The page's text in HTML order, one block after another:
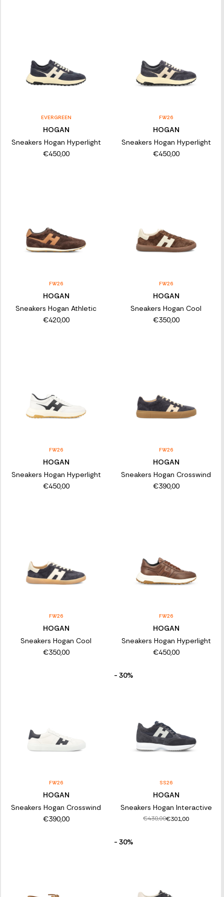
EVERGREEN
HOGAN
Sneakers Hogan Hyperlight
€450,00
FW26
HOGAN
Sneakers Hogan Hyperlight
€450,00
FW26
HOGAN
Sneakers Hogan Athletic
€420,00
FW26
HOGAN
Sneakers Hogan Cool
€350,00
FW26
HOGAN
Sneakers Hogan Hyperlight
€450,00
FW26
HOGAN
Sneakers Hogan Crosswind
€390,00
FW26
HOGAN
Sneakers Hogan Cool
€350,00
FW26
HOGAN
Sneakers Hogan Hyperlight
€450,00
FW26
HOGAN
Sneakers Hogan Crosswind
€390,00
- 30%
SS26
HOGAN
Sneakers Hogan Interactive
€430,00€301,00
- 30%